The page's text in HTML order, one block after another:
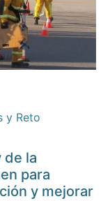
y Reto
de la
para
y mejorar